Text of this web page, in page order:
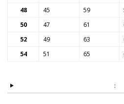
48
45 59
50
47 61
52
49 63
54
51 65
: